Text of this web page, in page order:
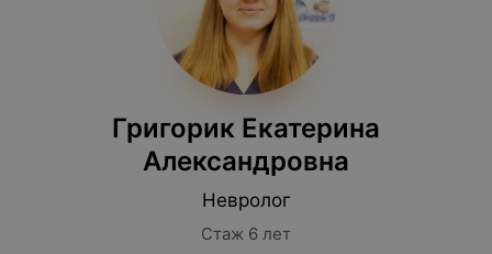
Григорик Екатерина
Александровна
Невролог
Стаж 6 лет